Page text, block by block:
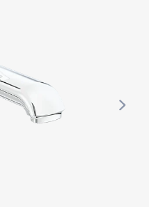
product images, or